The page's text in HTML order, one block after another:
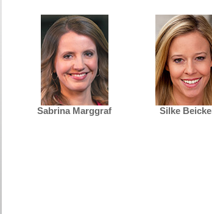
Sabrina Marggraf Silke